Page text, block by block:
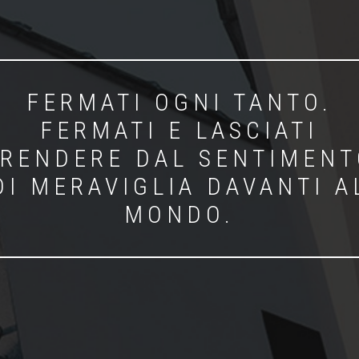
FERMATI OGNI TANTO.
FERMATI E LASCIATI
DAL
MERAVIGLIA DAVANTI
MONDO.